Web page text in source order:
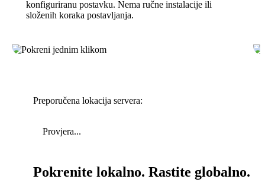
konfiguriranu postavku. Nema ručne instalacije ili
složenih koraka postavljanja.
Preporučena lokacija servera:
Provjera...
Pokrenite lokalno. Rastite globalno.